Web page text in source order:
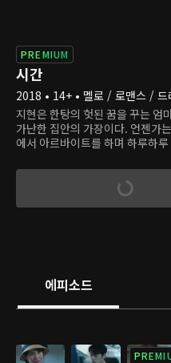
PREMIUM
시간
2018 • 14+ • 멜로 / 로맨스 / 드
지현은 한탕의 헛된 꿈을 꾸는 엄
가난한 집안의 가장이다. 언젠가
에서 아르바이트를 하며 하루하
있어줬던 남자친구 민석이 지현을
에 대한 진실을 밝히려 뛰어다니
다. 수호는 지현의 주위를 맴돌며
에피소드